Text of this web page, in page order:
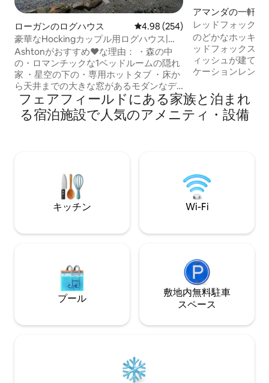
ローガンのログハウス レビュー254件、5つ星中4.98つ
4.98 (254)
豪華なHockingカップル用ログハウス|人
里離れた場所にあり、ジャグジー付き！
Ashtonがおすすめ❤️な理由： ・森の中
の・ロマンチックな1ベッドルームの隠れ
家 ・星空の下の・専用ホットタブ ・床か
ら天井までの大きな窓があるモダンなデ
ザイン ・スタイリッシュなフルキッチ
ン・居心地のよいファイヤーピットエリ
ア ・高速Wi-Fi + ストリーミングが視聴で
ャワー＆ダブルシンク ・ロマンチックな
週末や一人での休暇に・最適 「❤️ 保存」
をクリックすると、簡単に再度見つける
ことができます。 夢のような詳細につい
い。
アマンダの一軒家
レッドフォックス
のどかなホッキン
ッドフォックスホ
ィッシュが建て
ケーションレンタ
クスホローにはク
ンベッド2台（プ
ド1台付き）のロ
ウスから20分、
ら30分の素晴ら
ーションにありま
フェアフィールドにある家族と泊まれ
る宿泊施設で人気のアメニティ・設備
キッチン Wi-Fi
プール
敷地内無料駐⁠車
ス⁠ペ⁠ー⁠ス